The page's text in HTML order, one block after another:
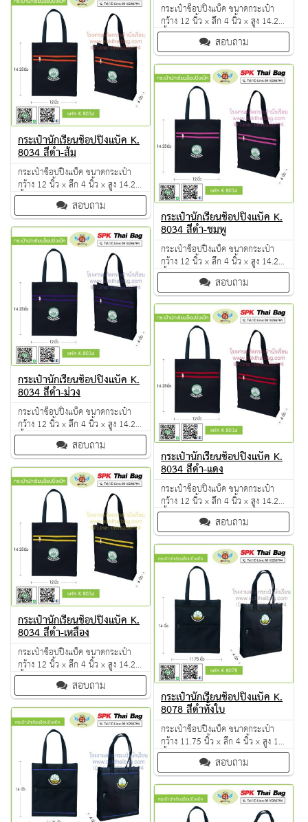
กระเป๋าช็อปปิ้งแบ็ค ขนาดกระเป๋า
กว้าง 12 นิ้ว x ลึก 4 นิ้ว x สูง 14.25
นิ้ว ผลิตจากวัตถุดิบเกรด A ฝีมือการ
เย็บดี ดูแลทุกขั้นตอน QC งาน 100%
จำนวนผลิตขั้นต่ำ 50 ใบ
สอบถาม
กระเป๋านักเรียนช็อปปิ้งแบ็ค K.
8034 สีดำ-ส้ม
กระเป๋าช็อปปิ้งแบ็ค ขนาดกระเป๋า
กว้าง 12 นิ้ว x ลึก 4 นิ้ว x สูง 14.25
นิ้ว ผลิตจากวัตถุดิบเกรด A ฝีมือการ
เย็บดี ดูแลทุกขั้นตอน QC งาน 100%
จำนวนผลิตขั้นต่ำ 50 ใบ
สอบถาม
กระเป๋านักเรียนช็อปปิ้งแบ็ค K.
8034 สีดำ-ชมพู
กระเป๋าช็อปปิ้งแบ็ค ขนาดกระเป๋า
กว้าง 12 นิ้ว x ลึก 4 นิ้ว x สูง 14.25
นิ้ว ผลิตจากวัตถุดิบเกรด A ฝีมือการ
เย็บดี ดูแลทุกขั้นตอน QC งาน 100%
จำนวนผลิตขั้นต่ำ 50 ใบ
สอบถาม
กระเป๋านักเรียนช็อปปิ้งแบ็ค K.
8034 สีดำ-ม่วง
กระเป๋าช็อปปิ้งแบ็ค ขนาดกระเป๋า
กว้าง 12 นิ้ว x ลึก 4 นิ้ว x สูง 14.25
นิ้ว ผลิตจากวัตถุดิบเกรด A ฝีมือการ
เย็บดี ดูแลทุกขั้นตอน QC งาน 100%
จำนวนผลิตขั้นต่ำ 50 ใบ
สอบถาม
กระเป๋านักเรียนช็อปปิ้งแบ็ค K.
8034 สีดำ-แดง
กระเป๋าช็อปปิ้งแบ็ค ขนาดกระเป๋า
กว้าง 12 นิ้ว x ลึก 4 นิ้ว x สูง 14.25
นิ้ว ผลิตจากวัตถุดิบเกรด A ฝีมือการ
เย็บดี ดูแลทุกขั้นตอน QC งาน 100%
จำนวนผลิตขั้นต่ำ 50 ใบ
สอบถาม
กระเป๋านักเรียนช็อปปิ้งแบ็ค K.
8034 สีดำ-เหลือง
กระเป๋าช็อปปิ้งแบ็ค ขนาดกระเป๋า
กว้าง 12 นิ้ว x ลึก 4 นิ้ว x สูง 14.25
นิ้ว ผลิตจากวัตถุดิบเกรด A ฝีมือการ
เย็บดี ดูแลทุกขั้นตอน QC งาน 100%
จำนวนผลิตขั้นต่ำ 50 ใบ
สอบถาม
กระเป๋านักเรียนช็อปปิ้งแบ็ค K.
8078 สีดำทั้งใบ
กระเป๋าช็อปปิ้งแบ็ค ขนาดกระเป๋า
กว้าง 11.75 นิ้ว x ลึก 4 นิ้ว x สูง 14
นิ้ว ผลิตจากวัตถุดิบเกรด A ฝีมือการ
เย็บดี ดูแลทุกขั้นตอน QC งาน 100%
จำนวนผลิตขั้นต่ำ 50 ใบ
สอบถาม